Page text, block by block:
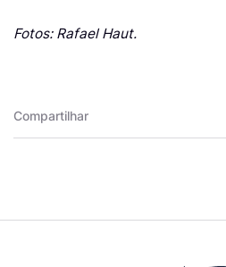
Fotos: Rafael Haut.
Compartilhar